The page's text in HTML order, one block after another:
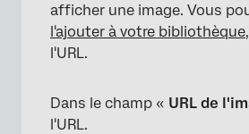
afficher une image. Vous
l'ajouter à votre bibliothèque
l'URL.
Dans le champ « URL de
l'URL.